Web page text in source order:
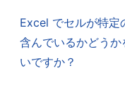
Excel でセルが特定
含んでいるかどう
いですか？